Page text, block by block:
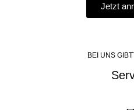
Jetzt
BEI UNS